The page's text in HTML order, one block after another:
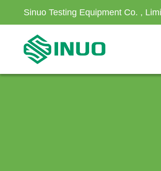
Sinuo Testing Equipment Co. ,